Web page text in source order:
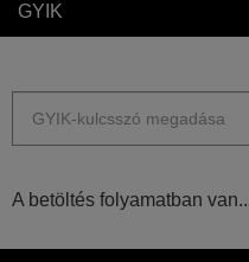
GYIK
A betöltés folyamatban